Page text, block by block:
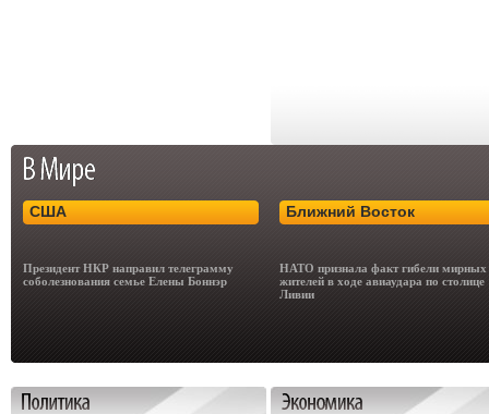
США
Президент НКР направил телеграмму
соболезнования семье Елены Боннэр
Ближний Восток
НАТО признала факт гибели мирных
жителей в ходе авиаудара по столице
Ливии